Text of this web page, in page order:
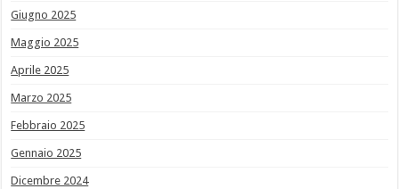
Giugno 2025
Maggio 2025
Aprile 2025
Marzo 2025
Febbraio 2025
Gennaio 2025
Dicembre 2024